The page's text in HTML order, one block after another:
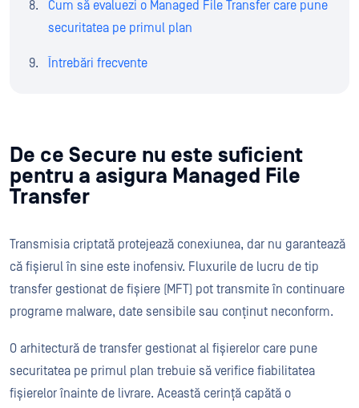
Cum să evaluezi o Managed File Transfer care pune
securitatea pe primul plan
Întrebări frecvente
De ce Secure nu este suficient
pentru a asigura Managed File
Transfer
Transmisia criptată protejează conexiunea, dar nu garantează
că fișierul în sine este inofensiv. Fluxurile de lucru de tip
transfer gestionat de fișiere (MFT) pot transmite în continuare
programe malware, date sensibile sau conținut neconform.
O arhitectură de transfer gestionat al fișierelor care pune
securitatea pe primul plan trebuie să verifice fiabilitatea
fișierelor înainte de livrare. Această cerință capătă o